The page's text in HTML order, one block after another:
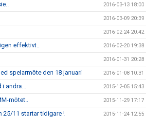
2016-03-13 18:00
2016-03-09 20:39
2016-02-24 20:42
effektivt.. 2016-02-20 19:38
2016-01-31 20:28
spelarmöte den 18 januari 2016-01-08 10:31
i andra... 2015-12-05 15:43
mötet.. 2015-11-29 17:17
25/11 startar tidigare ! 2015-11-24 12:55